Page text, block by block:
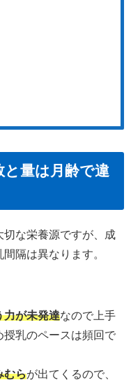
量は月齢で違
な栄養源ですが、成
隔は異なります。
力が未発達なので上手
授乳のペースは頻回で
むらが出てくるので、